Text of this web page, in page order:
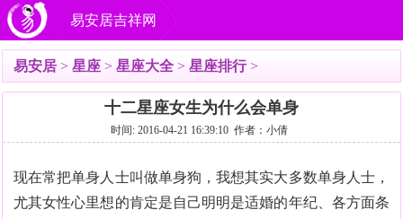
易安居吉祥网
易安居 > 星座 > 星座大全 > 星座排行>
十二星座女生为什么会单身
时间: 2016-04-21 16:39:10 作者：小倩
现在常把单身人士叫做单身狗，我想其实大多数单身人士，
尤其女性心里想的肯定是自己明明是适婚的年纪、各方面条